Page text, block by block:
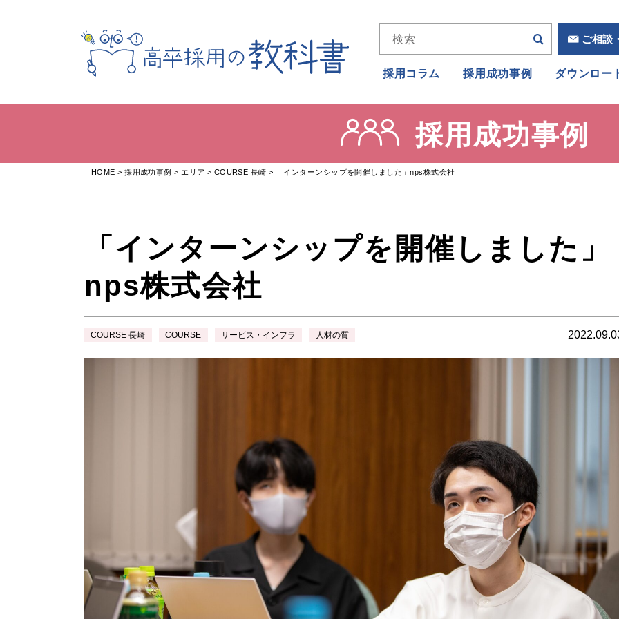
ご相談
採用コラム 採用成功事例 ダウンロー
採用成功事例
HOME 採用成功事例 エリア COURSE 長崎 「インターンシップを開催しました」nps株式会社
「インターンシップを開催しました」
nps株式会社
COURSE 長崎 COURSE サービス・インフラ 人材の質